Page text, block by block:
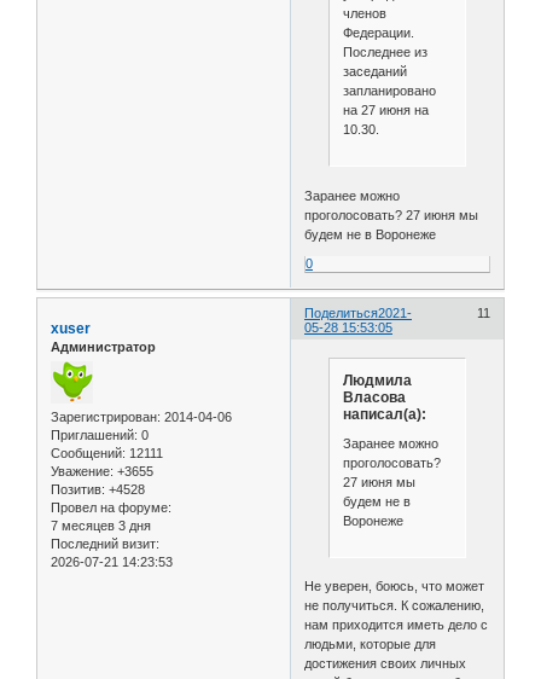
членов
Федерации.
Последнее из
заседаний
запланировано
на 27 июня на
10.30.
Заранее можно
проголосовать? 27 июня мы
будем не в Воронеже
0
Поделиться 11
2021-
05-28 15:53:05
xuser
Администратор
Зарегистрирован: 2014-04-06
Приглашений: 0
Сообщений: 12111
Уважение: +3655
Позитив: +4528
Провел на форуме:
7 месяцев 3 дня
Последний визит:
2026-07-21 14:23:53
Людмила
Власова
написал(а):
Заранее можно
проголосовать?
27 июня мы
будем не в
Воронеже
Не уверен, боюсь, что может
не получиться. К сожалению,
нам приходится иметь дело с
людьми, которые для
достижения своих личных